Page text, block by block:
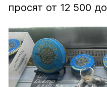
просят от 12 500